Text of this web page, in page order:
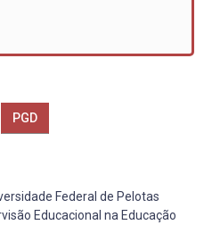
PGD
Federal de Pelotas
Educacional na Educação